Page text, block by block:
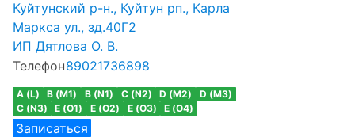
Куйтунский р-н., Куйтун рп., Карла
Маркса ул., зд.40Г2
ИП Дятлова О. В.
Телефон89021736898
A (L) B (M1) B (N1) C (N2) D (M2)
D (M3)
C (N3)
E (O1) E (O2) E (O3) E (O4)
Записаться